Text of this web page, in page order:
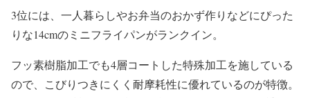
3位には、一人暮らしやお弁当のおかず作りなどにぴった
りな14cmのミニフライパンがランクイン。
フッ素樹脂加工でも4層コートした特殊加工を施している
ので、こびりつきにくく耐摩耗性に優れているのが特徴。